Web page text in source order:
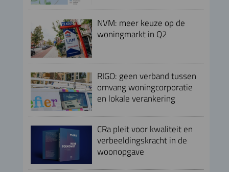
NVM: meer keuze op de
woningmarkt in Q2
RIGO: geen verband tussen
omvang woningcorporatie
en lokale verankering
CRa pleit voor kwaliteit en
verbeeldingskracht in de
woonopgave